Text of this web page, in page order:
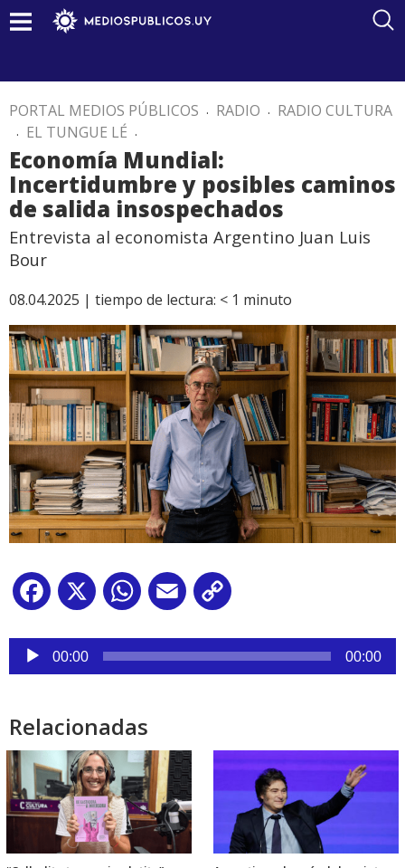
PORTAL MEDIOS PÚBLICOS . RADIO . RADIO CULTURA
. EL TUNGUE LÉ .
Economía Mundial:
Incertidumbre y posibles caminos
de salida insospechados
Entrevista al economista Argentino Juan Luis
Bour
08.04.2025 | tiempo de lectura: < 1 minuto
Facebook
X WhatsApp
Email
Reproductor
audio
00:00 00:00
Relacionadas